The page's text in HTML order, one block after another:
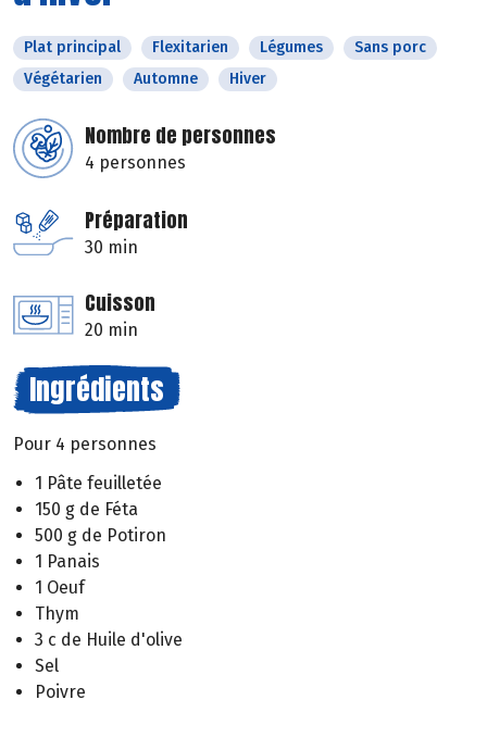
Plat principal Flexitarien Légumes
Sans porc
Végétarien
Automne Hiver
Nombre de personnes
4 personnes
Préparation
30 min
Cuisson
20 min
Ingrédients
Pour 4 personnes
1 Pâte feuilletée
150 g de Féta
500 g de Potiron
1 Panais
1 Oeuf
Thym
3 c de Huile d'olive
Sel
Poivre